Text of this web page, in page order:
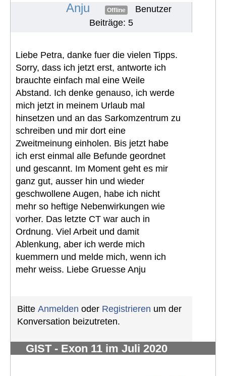
Anju Offline
Benutzer
Beiträge: 5
Liebe Petra, danke fuer die vielen Tipps.
Sorry, dass ich jetzt erst, antworte ich
brauchte einfach mal eine Weile
Abstand. Ich denke genauso, ich werde
mich jetzt in meinem Urlaub mal
hinsetzen und an das Sarkomzentrum zu
schreiben und mir dort eine
Zweitmeinung einholen. Bis jetzt habe
ich erst einmal alle Befunde geordnet
und gescannt. Im Moment geht es mir
ganz gut, ausser hin und wieder
geschwollene Augen, habe ich nicht
mehr so heftige Nebenwirkungen wie
vorher. Das letzte CT war auch in
Ordnung. Viel Arbeit und damit
Ablenkung, aber ich werde mich
kuemmern und melde mich, wenn ich
mehr weiss. Liebe Gruesse Anju
Bitte Anmelden oder Registrieren um der
Konversation beizutreten.
GIST - Exon 11 im Juli 2020